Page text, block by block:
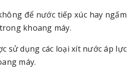
để nước tiếp xúc hay ngấm
khoang máy.
sử dụng các loại xít nước áp lực
máy.